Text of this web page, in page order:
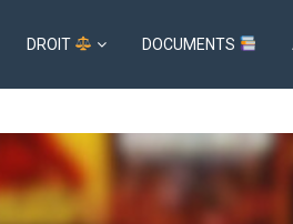
DROIT DOCUMENTS